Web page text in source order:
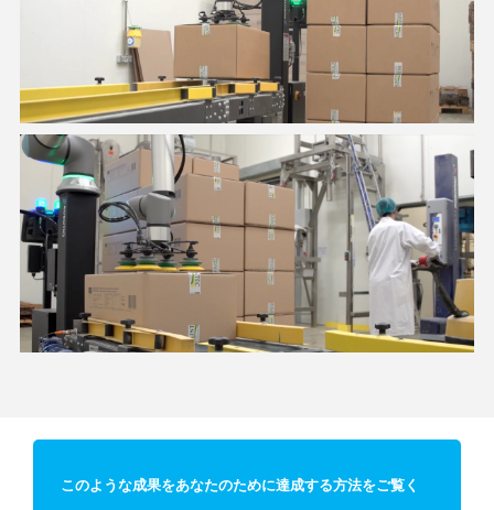
このような成果をあなたのために達成する方法をご覧く